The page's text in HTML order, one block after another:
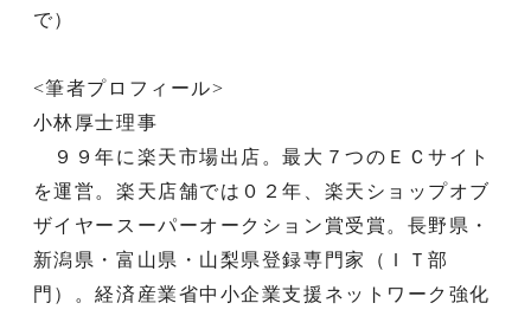
で）
<筆者プロフィール>
小林厚士理事
９９年に楽天市場出店。最大７つのＥＣサイト
を運営。楽天店舗では０２年、楽天ショップオブ
ザイヤースーパーオークション賞受賞。長野県・
新潟県・富山県・山梨県登録専門家（ＩＴ部
門）。経済産業省中小企業支援ネットワーク強化